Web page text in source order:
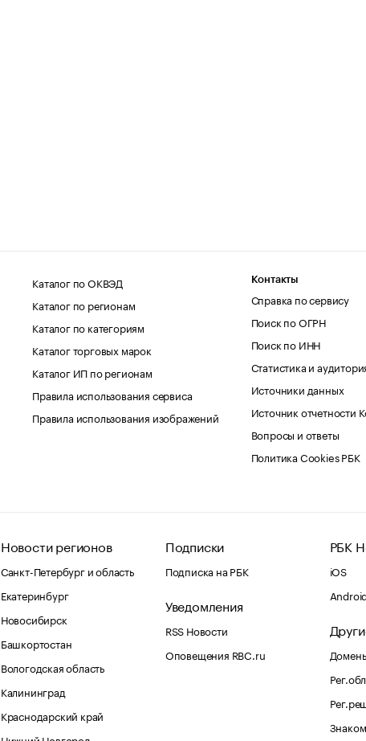
Каталог по ОКВЭД
Каталог по регионам
Каталог по категориям
Каталог торговых марок
Каталог ИП по регионам
Правила использования сервиса
Правила использования изображений
Контакты
Справка по сервису
Поиск по ОГРН
Поиск по ИНН
Статистика и
Источники данных
Источник отчетности
Вопросы и ответы
Политика Cookies РБК
Новости регионов
Санкт-Петербург и область
Екатеринбург
Новосибирск
Башкортостан
Вологодская область
Калининград
Краснодарский край
Подписки
Подписка на РБК
Уведомления
RSS Новости
Оповещения RBC.ru
РБК
iOS